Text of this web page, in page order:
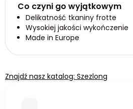
Co czyni go wyjątkowym
Delikatność tkaniny frotte
Wysokiej jakości wykończenie
Made in Europe
Znajdź nasz katalog: Szezlong